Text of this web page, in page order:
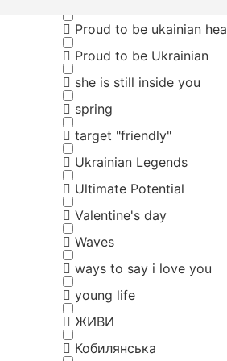
Proud to be ukainian
Proud to be Ukrainian
she is still inside you
spring
target "friendly"
Ukrainian Legends
Ultimate Potential
Valentine's day
Waves
ways to say i love you
young life
ЖИВИ
Кобилянська